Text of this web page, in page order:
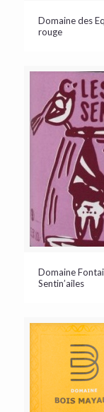
Domaine des
rouge
Domaine
Sentin’ailes